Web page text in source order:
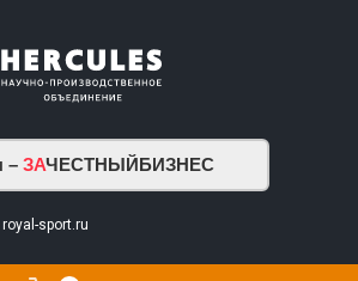
– ЗАЧЕСТНЫЙБИЗНЕС
sport.ru